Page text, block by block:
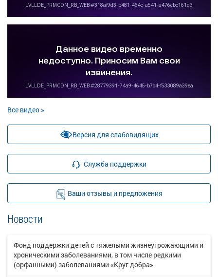
Все видео »
Версия для слабовидящих
Служба поддержки
Ваши отзывы и предложения
Новости
Фонд поддержки детей с тяжелыми жизнеугрожающими и
хроническими заболеваниями, в том числе редкими
(орфанными) заболеваниями «Круг добра»